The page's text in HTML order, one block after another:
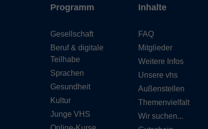
Programm
Gesellschaft
Beruf & digitale
Teilhabe
Sprachen
Gesundheit
Kultur
Junge VHS
Inhalte
FAQ
Mitglieder
Weitere Infos
Unsere vhs
Außenstellen
Themenvielfalt
Wir suchen...